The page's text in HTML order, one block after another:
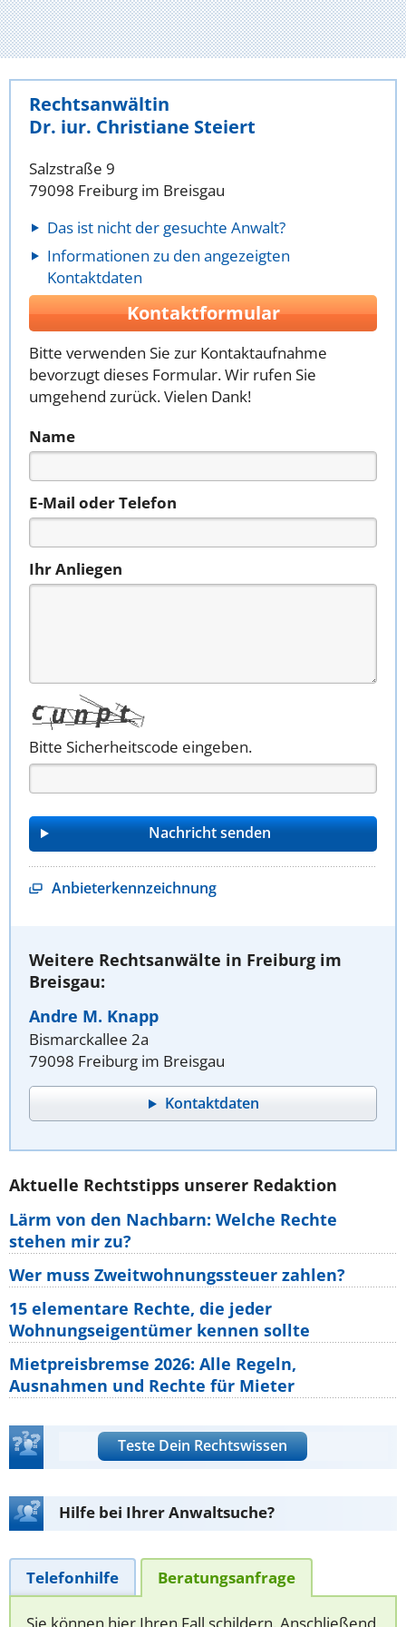
Rechtsanwältin
Dr. iur. Christiane Steiert
Salzstraße 9
79098 Freiburg im Breisgau
Das ist nicht der gesuchte Anwalt?
Informationen zu den angezeigten
Kontaktdaten
Kontaktformular
Bitte verwenden Sie zur Kontaktaufnahme
bevorzugt dieses Formular. Wir rufen Sie
umgehend zurück. Vielen Dank!
Name
E-Mail oder Telefon
Ihr Anliegen
Bitte Sicherheitscode eingeben.
Anbieterkennzeichnung
Weitere Rechtsanwälte in Freiburg im
Breisgau:
Andre M. Knapp
Bismarckallee 2a
79098 Freiburg im Breisgau
Kontaktdaten
Aktuelle Rechtstipps unserer Redaktion
Lärm von den Nachbarn: Welche Rechte
stehen mir zu?
Wer muss Zweitwohnungssteuer zahlen?
15 elementare Rechte, die jeder
Wohnungseigentümer kennen sollte
Mietpreisbremse 2026: Alle Regeln,
Ausnahmen und Rechte für Mieter
Teste Dein Rechtswissen
Hilfe bei Ihrer Anwaltsuche?
Telefonhilfe Beratungsanfrage